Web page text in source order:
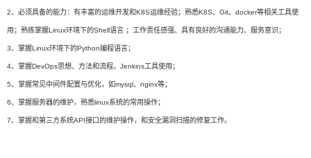
2、必须具备的能力：有丰富的运维开发和K8S运维经验；熟悉K8S、Git、docker等相关工具使
用；熟练掌握Linux环境下的Shell语言 ；工作责任感强、具有良好的沟通能力、服务意识；
3、掌握Linux环境下的Python编程语言；
4、掌握DevOps思想、方法和流程。Jenkins工具使用；
5、掌握常见中间件配置与优化，如mysql、nginx等；
6、掌握服务器的维护，熟悉linux系统的常用操作；
7、掌握和第三方系统API接口的维护操作，和安全漏洞扫描的修复工作。